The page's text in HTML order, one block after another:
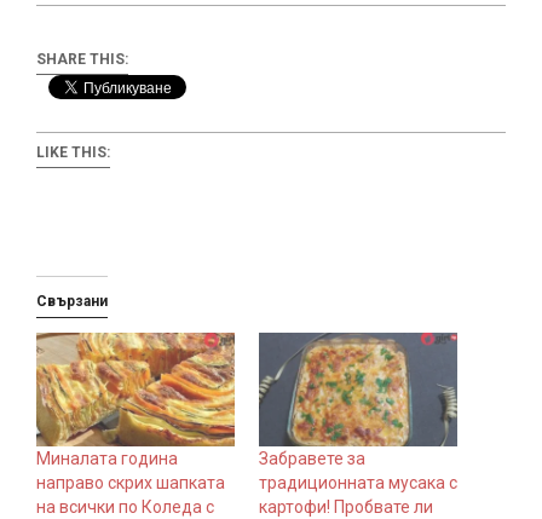
SHARE THIS:
LIKE THIS:
Свързани
Миналата година
направо скрих шапката
на всички по Коледа с
Забравете за
традиционната мусака с
картофи! Пробвате ли